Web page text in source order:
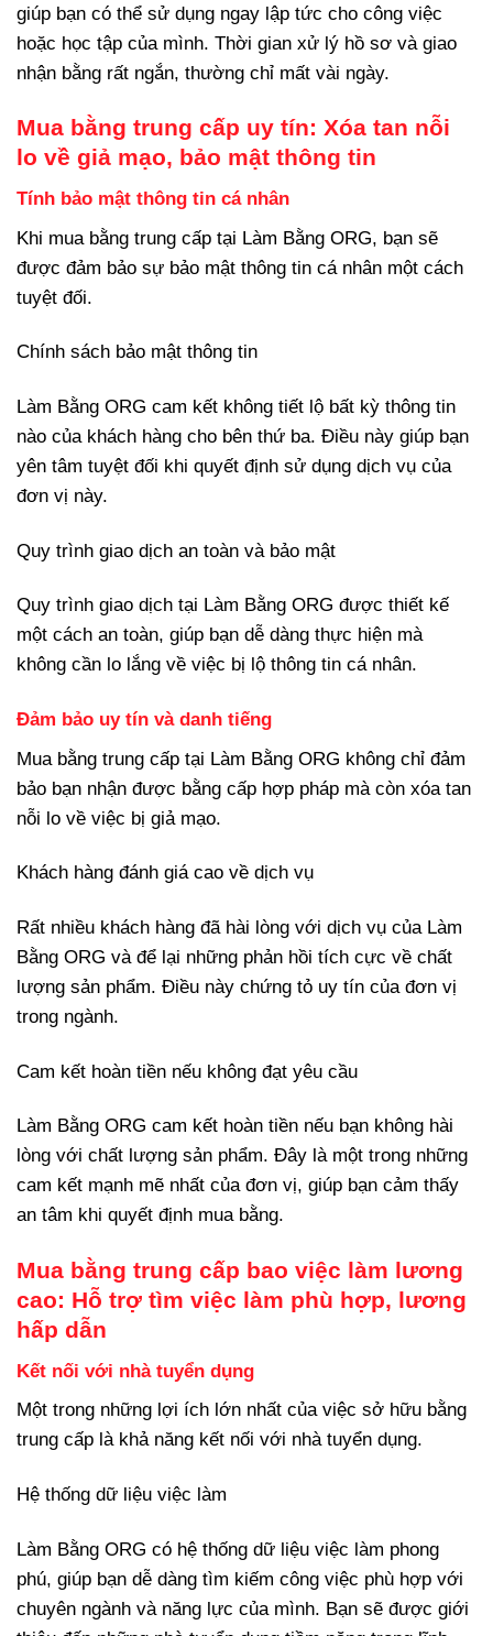
giúp bạn có thể sử dụng ngay lập tức cho công việc
hoặc học tập của mình. Thời gian xử lý hồ sơ và giao
nhận bằng rất ngắn, thường chỉ mất vài ngày.
Mua bằng trung cấp uy tín: Xóa tan nỗi
lo về giả mạo, bảo mật thông tin
Tính bảo mật thông tin cá nhân
Khi mua bằng trung cấp tại Làm Bằng ORG, bạn sẽ
được đảm bảo sự bảo mật thông tin cá nhân một cách
tuyệt đối.
Chính sách bảo mật thông tin
Làm Bằng ORG cam kết không tiết lộ bất kỳ thông tin
nào của khách hàng cho bên thứ ba. Điều này giúp bạn
yên tâm tuyệt đối khi quyết định sử dụng dịch vụ của
đơn vị này.
Quy trình giao dịch an toàn và bảo mật
Quy trình giao dịch tại Làm Bằng ORG được thiết kế
một cách an toàn, giúp bạn dễ dàng thực hiện mà
không cần lo lắng về việc bị lộ thông tin cá nhân.
Đảm bảo uy tín và danh tiếng
Mua bằng trung cấp tại Làm Bằng ORG không chỉ đảm
bảo bạn nhận được bằng cấp hợp pháp mà còn xóa tan
nỗi lo về việc bị giả mạo.
Khách hàng đánh giá cao về dịch vụ
Rất nhiều khách hàng đã hài lòng với dịch vụ của Làm
Bằng ORG và để lại những phản hồi tích cực về chất
lượng sản phẩm. Điều này chứng tỏ uy tín của đơn vị
trong ngành.
Cam kết hoàn tiền nếu không đạt yêu cầu
Làm Bằng ORG cam kết hoàn tiền nếu bạn không hài
lòng với chất lượng sản phẩm. Đây là một trong những
cam kết mạnh mẽ nhất của đơn vị, giúp bạn cảm thấy
an tâm khi quyết định mua bằng.
Mua bằng trung cấp bao việc làm lương
cao: Hỗ trợ tìm việc làm phù hợp, lương
hấp dẫn
Kết nối với nhà tuyển dụng
Một trong những lợi ích lớn nhất của việc sở hữu bằng
trung cấp là khả năng kết nối với nhà tuyển dụng.
Hệ thống dữ liệu việc làm
Làm Bằng ORG có hệ thống dữ liệu việc làm phong
phú, giúp bạn dễ dàng tìm kiếm công việc phù hợp với
chuyên ngành và năng lực của mình. Bạn sẽ được giới